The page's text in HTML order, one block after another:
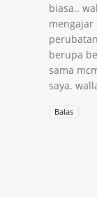
biasa..
berupa
sama
saya.
Balas